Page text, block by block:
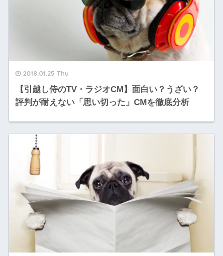
2018.01.25 Thu
【引越し侍のTV・ラジオCM】面白い？うざい？
評判が耐えない「思い切った」CMを徹底分析